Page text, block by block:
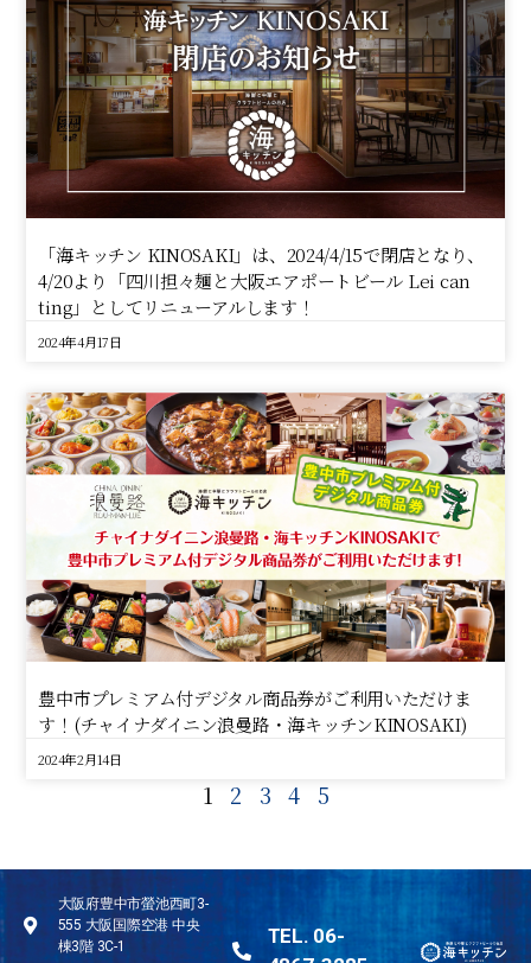
「海キッチン KINOSAKI」は、2024/4/15で閉店となり、
4/20より「四川担々麺と大阪エアポートビール Lei can
ting」としてリニューアルします！
2024年4月17日
豊中市プレミアム付デジタル商品券がご利用いただけま
す！(チャイナダイニン浪曼路・海キッチンKINOSAKI)
2024年2月14日
1 2 3 4 5
大阪府豊中市螢池西町3-
555 大阪国際空港 中央
棟3階 3C-1
TEL. 06-